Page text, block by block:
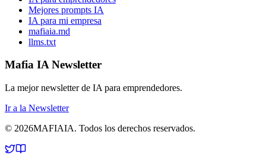
Mejores prompts IA
IA para mi empresa
mafiaia.md
llms.txt
Mafia IA Newsletter
La mejor newsletter de IA para emprendedores.
Ir a la Newsletter
© 2026MAFIAIA. Todos los derechos reservados.